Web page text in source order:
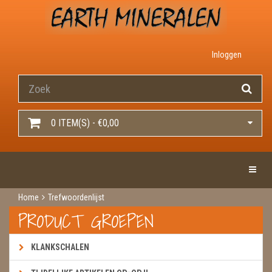
Inloggen
0 ITEM(S) - €0,00
Home Trefwoordenlijst
PRODUCT GROEPEN
KLANKSCHALEN